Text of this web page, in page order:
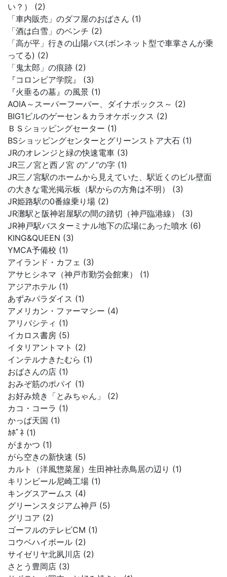
い？） (2)
「車内販売」のダフ屋のおばさん (1)
「酒は白雪」のベンチ (2)
「高が平」行きの山陽バス(ボンネット型で車掌さんが乗
ってる) (2)
「鬼太郎」の痕跡 (2)
『コロンビア学院』 (3)
『火垂るの墓』の風景 (1)
AOIA～スーパーフーパー、ダイナボックス～ (2)
BIG1ビルのゲーセン＆カラオケボックス (2)
ＢＳショッピングセーター (1)
BSショッピングセンターとグリーンストア大石 (1)
JRのオレンジと緑の快速電車 (3)
JR三ノ宮と西ノ宮 の“ノ”の字 (1)
JR三ノ宮駅のホームから見えていた、駅近くのビル壁面
の大きな電光掲示板（駅からの方角は不明） (3)
JR姫路駅の0番線乗り場 (2)
JR灘駅と阪神岩屋駅の間の踏切（神戸臨港線） (3)
JR神戸駅バスターミナル地下の広場にあった噴水 (6)
KING&QUEEN (3)
YMCA予備校 (1)
アイランド・カフェ (3)
アサヒシネマ（神戸市勤労会館東） (1)
アジアホテル (1)
あずみパラダイス (1)
アメリカン・ファーマシー (4)
アリバシティ (1)
イカロス書房 (5)
イタリアントマト (2)
インテルナきたむら (1)
おばさんの店 (1)
おみぞ筋のポパイ (1)
お好み焼き「とみちゃん」 (2)
カコ・コーラ (1)
かっぱ天国 (1)
ｶﾎﾟﾈ (1)
がまかつ (1)
がら空きの新快速 (5)
カルト（洋風惣菜屋）生田神社赤鳥居の辺り (1)
キリンビール尼崎工場 (1)
キングスアームス (4)
グリーンスタジアム神戸 (5)
グリコア (2)
ゴーフルのテレビCM (1)
コウベハイボール (2)
サイゼリヤ北夙川店 (2)
さとう豊岡店 (3)